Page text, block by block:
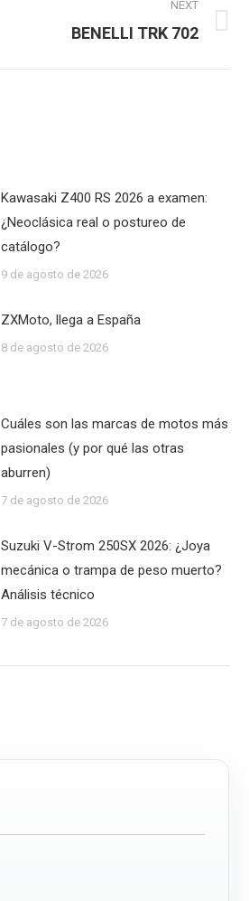
NEXT
BENELLI TRK 702
Kawasaki Z400 RS 2026 a examen:
¿Neoclásica real o postureo de
catálogo?
9 de agosto de 2026
ZXMoto, llega a España
8 de agosto de 2026
Cuáles son las marcas de motos más
pasionales (y por qué las otras
aburren)
7 de agosto de 2026
Suzuki V-Strom 250SX 2026: ¿Joya
mecánica o trampa de peso muerto?
Análisis técnico
7 de agosto de 2026